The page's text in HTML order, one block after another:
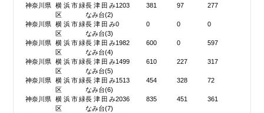
神奈川県
横浜市緑
区
長津田み
なみ台(2)
1203 381 97 277
神奈川県
横浜市緑
区
長津田み
なみ台(3)
0 0 0 0
神奈川県
横浜市緑
区
長津田み
なみ台(4)
1982 600 0 597
神奈川県
横浜市緑
区
長津田み
なみ台(5)
1499 610 227 317
神奈川県
横浜市緑
区
長津田み
なみ台(6)
1513 454 328 72
神奈川県
横浜市緑
区
長津田み
なみ台(7)
2036 835 451 361